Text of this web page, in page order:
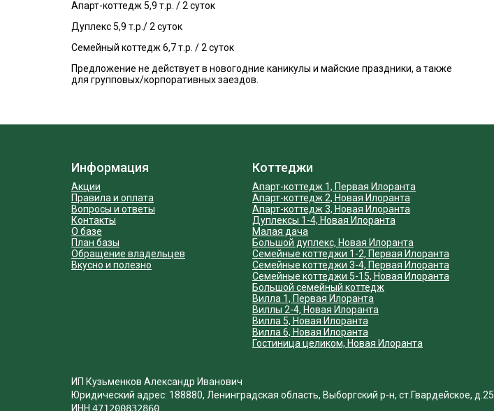
Апарт-коттедж 5,9 т.р. / 2 суток
Дуплекс 5,9 т.р./ 2 суток
Семейный коттедж 6,7 т.р. / 2 суток
Предложение не действует в новогодние каникулы и майские праздники, а также
для групповых/корпоративных заездов.
Информация
Акции
Правила и оплата
Вопросы и ответы
Контакты
О базе
План базы
Обращение владельцев
Вкусно и полезно
Коттеджи
Апарт-коттедж 1, Первая Илоранта
Апарт-коттедж 2, Новая Илоранта
Апарт-коттедж 3, Новая Илоранта
Дуплексы 1-4, Новая Илоранта
Малая дача
Большой дуплекс, Новая Илоранта
Cемейные коттеджи 1-2, Первая Илоранта
Семейные коттеджи 3-4, Первая Илоранта
Семейные коттеджи 5-15, Новая Илоранта
Большой семейный коттедж
Вилла 1, Первая Илоранта
Виллы 2-4, Новая Илоранта
Вилла 5, Новая Илоранта
Вилла 6, Новая Илоранта
Гостиница целиком, Новая Илоранта
ИП Кузьменков Александр Иванович
Юридический адрес: 188880, Ленинградская область, Выборгский р-н, ст.Гвардейское, д.25
ИНН 471200832860